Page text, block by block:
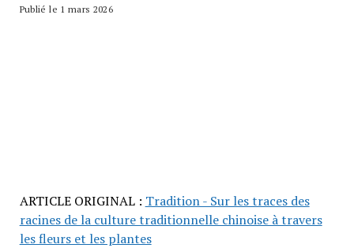
Publié le 1 mars 2026
ARTICLE ORIGINAL : Tradition - Sur les traces des
racines de la culture traditionnelle chinoise à travers
les fleurs et les plantes